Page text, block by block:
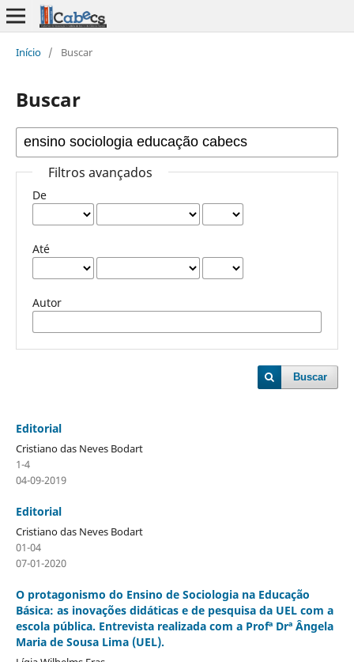
Início / Buscar
Buscar
Filtros avançados
De
Até
Autor
Buscar
Editorial
Cristiano das Neves Bodart
1-4
04-09-2019
Editorial
Cristiano das Neves Bodart
01-04
07-01-2020
O protagonismo do Ensino de Sociologia na Educação
Básica: as inovações didáticas e de pesquisa da UEL com a
escola pública. Entrevista realizada com a Profª Drª Ângela
Maria de Sousa Lima (UEL).